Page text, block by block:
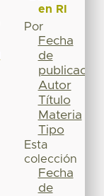
en RI
Por
Fecha
de
publicación
Autor
Título
Materia
Tipo
Esta
colección
Fecha
de